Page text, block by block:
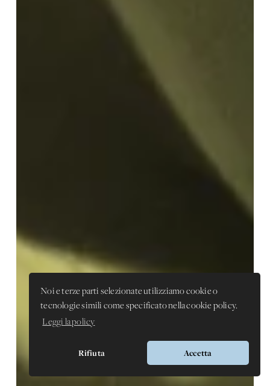
Noi e terze parti selezionate utilizziamo cookie o
tecnologie simili come specificato nella cookie policy.
Leggi la policy
Rifiuta Accetta